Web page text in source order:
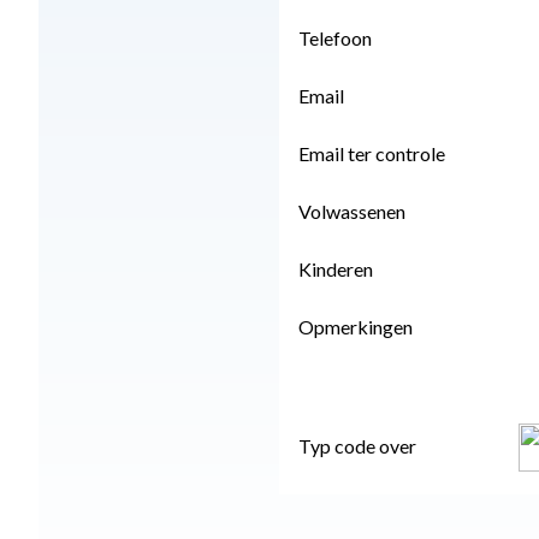
Telefoon
Email
Email ter controle
Volwassenen
Kinderen
Opmerkingen
Typ code over